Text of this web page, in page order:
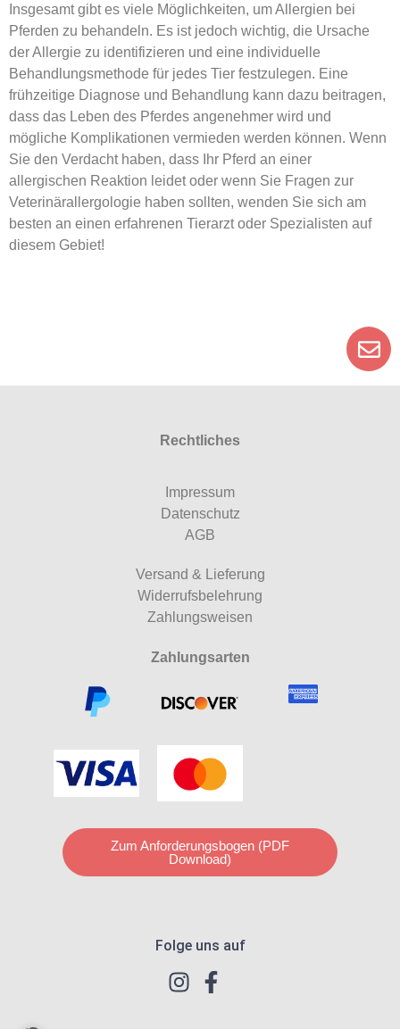
Insgesamt gibt es viele Möglichkeiten, um Allergien bei
Pferden zu behandeln. Es ist jedoch wichtig, die Ursache
der Allergie zu identifizieren und eine individuelle
Behandlungsmethode für jedes Tier festzulegen. Eine
frühzeitige Diagnose und Behandlung kann dazu beitragen,
dass das Leben des Pferdes angenehmer wird und
mögliche Komplikationen vermieden werden können. Wenn
Sie den Verdacht haben, dass Ihr Pferd an einer
allergischen Reaktion leidet oder wenn Sie Fragen zur
Veterinärallergologie haben sollten, wenden Sie sich am
besten an einen erfahrenen Tierarzt oder Spezialisten auf
diesem Gebiet!
Rechtliches
Impressum
Datenschutz
AGB
Versand & Lieferung
Widerrufsbelehrung
Zahlungsweisen
Zahlungsarten
Zum Anforderungsbogen (PDF
Download)
Folge uns auf